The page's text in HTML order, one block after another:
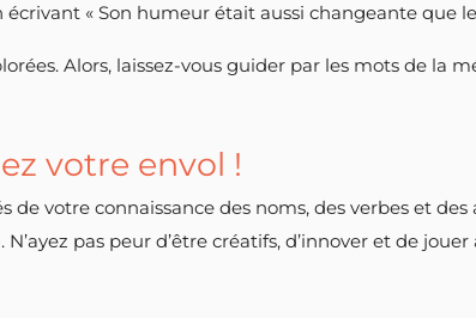
« Son humeur était aussi changeante que
Alors, laissez-vous guider par les mots de la
votre envol !
de votre connaissance des noms, des verbes et
pas peur d’être créatifs, d’innover et de